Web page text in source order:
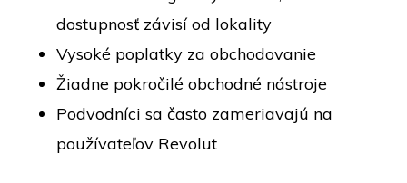
dostupnosť závisí od lokality
Vysoké poplatky za obchodovanie
Žiadne pokročilé obchodné nástroje
Podvodníci sa často zameriavajú na
používateľov Revolut